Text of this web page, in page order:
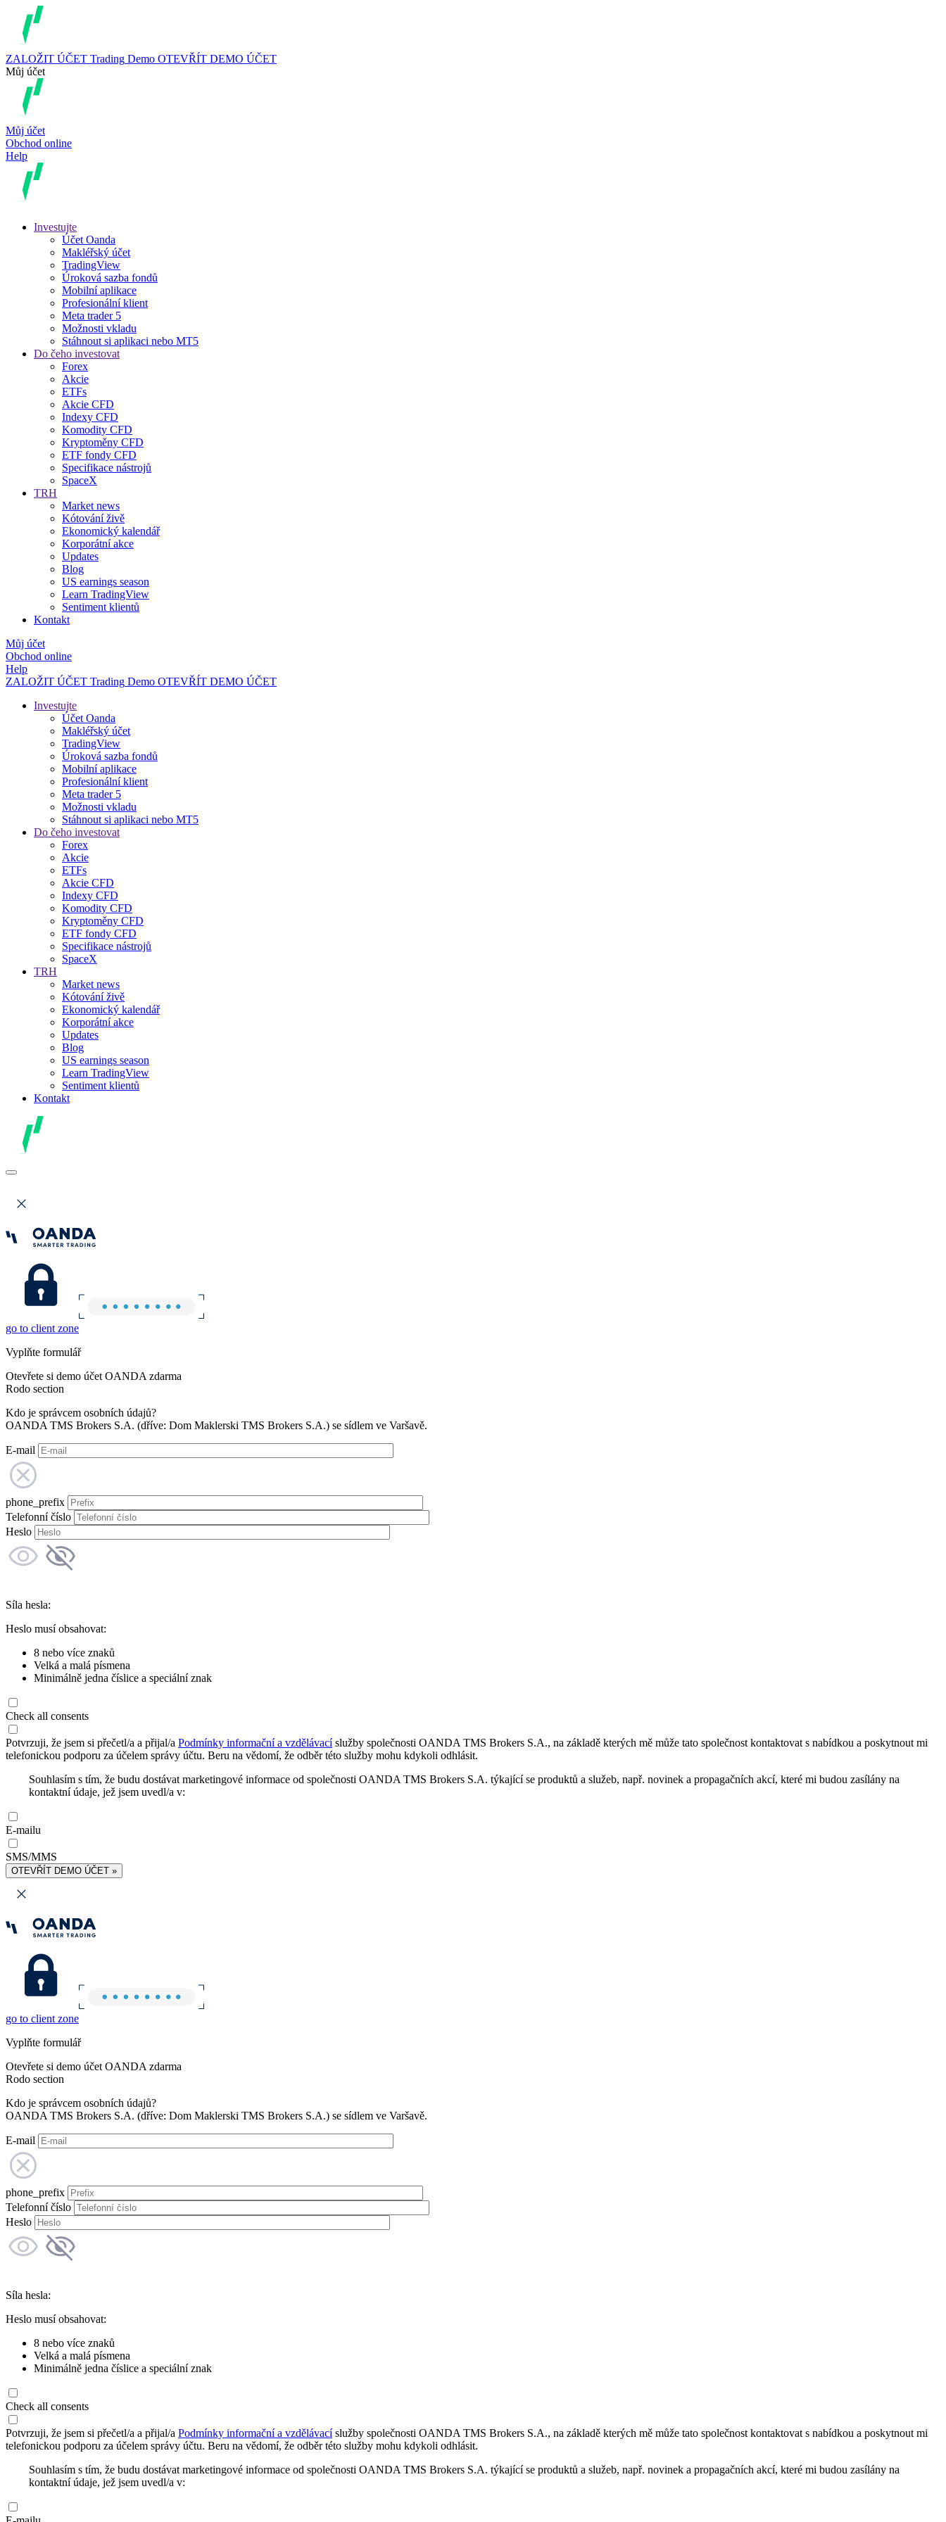
ZALOŽIT ÚČET Trading Demo OTEVŘÍT DEMO ÚČET
Můj účet
Můj účet
Obchod online
Help
Investujte
Účet Oanda
Makléřský účet
TradingView
Úroková sazba fondů
Mobilní aplikace
Profesionální klient
Meta trader 5
Možnosti vkladu
Stáhnout si aplikaci nebo MT5
Do čeho investovat
Forex
Akcie
ETFs
Akcie CFD
Indexy CFD
Komodity CFD
Kryptoměny CFD
ETF fondy CFD
Specifikace nástrojů
SpaceX
TRH
Market news
Kótování živě
Ekonomický kalendář
Korporátní akce
Updates
Blog
US earnings season
Learn TradingView
Sentiment klientů
Kontakt
Můj účet
Obchod online
Help
ZALOŽIT ÚČET Trading Demo OTEVŘÍT DEMO ÚČET
Investujte
Účet Oanda
Makléřský účet
TradingView
Úroková sazba fondů
Mobilní aplikace
Profesionální klient
Meta trader 5
Možnosti vkladu
Stáhnout si aplikaci nebo MT5
Do čeho investovat
Forex
Akcie
ETFs
Akcie CFD
Indexy CFD
Komodity CFD
Kryptoměny CFD
ETF fondy CFD
Specifikace nástrojů
SpaceX
TRH
Market news
Kótování živě
Ekonomický kalendář
Korporátní akce
Updates
Blog
US earnings season
Learn TradingView
Sentiment klientů
Kontakt
go to client zone
Vyplňte formulář
Otevřete si demo účet OANDA zdarma
Rodo section
Kdo je správcem osobních údajů?
OANDA TMS Brokers S.A. (dříve: Dom Maklerski TMS Brokers S.A.) se sídlem ve Varšavě.
E-mail
phone_prefix
Telefonní číslo
Heslo
Síla hesla:
Heslo musí obsahovat:
8 nebo více znaků
Velká a malá písmena
Minimálně jedna číslice a speciální znak
Check all consents
Potvrzuji, že jsem si přečetl/a a přijal/a Podmínky informační a vzdělávacíslužby společnosti OANDA TMS Brokers S.A., na základě kterých mě může tato společnost kontaktovat s nabídkou a poskytnout mi
telefonickou podporu za účelem správy účtu. Beru na vědomí, že odběr této služby mohu kdykoli odhlásit.
Souhlasím s tím, že budu dostávat marketingové informace od společnosti OANDA TMS Brokers S.A. týkající se produktů a služeb, např. novinek a propagačních akcí, které mi budou zasílány na
kontaktní údaje, jež jsem uvedl/a v:
E-mailu
SMS/MMS
OTEVŘÍT DEMO ÚČET »
go to client zone
Vyplňte formulář
Otevřete si demo účet OANDA zdarma
Rodo section
Kdo je správcem osobních údajů?
OANDA TMS Brokers S.A. (dříve: Dom Maklerski TMS Brokers S.A.) se sídlem ve Varšavě.
E-mail
phone_prefix
Telefonní číslo
Heslo
Síla hesla:
Heslo musí obsahovat:
8 nebo více znaků
Velká a malá písmena
Minimálně jedna číslice a speciální znak
Check all consents
Potvrzuji, že jsem si přečetl/a a přijal/a Podmínky informační a vzdělávacíslužby společnosti OANDA TMS Brokers S.A., na základě kterých mě může tato společnost kontaktovat s nabídkou a poskytnout mi
telefonickou podporu za účelem správy účtu. Beru na vědomí, že odběr této služby mohu kdykoli odhlásit.
Souhlasím s tím, že budu dostávat marketingové informace od společnosti OANDA TMS Brokers S.A. týkající se produktů a služeb, např. novinek a propagačních akcí, které mi budou zasílány na
kontaktní údaje, jež jsem uvedl/a v: